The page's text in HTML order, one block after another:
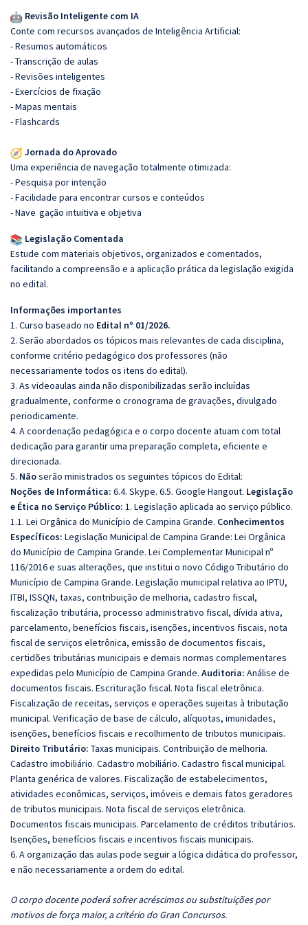
Revisão Inteligente com IA
Conte com recursos avançados de Inteligência Artificial:
- Resumos automáticos
- Transcrição de aulas
- Revisões inteligentes
- Exercícios de fixação
- Mapas mentais
- Flashcards
Jornada do Aprovado
Uma experiência de navegação totalmente otimizada:
- Pesquisa por intenção
- Facilidade para encontrar cursos e conteúdos
- Nave gação intuitiva e objetiva
Legislação Comentada
Estude com materiais objetivos, organizados e comentados,
facilitando a compreensão e a aplicação prática da legislação exigida
no edital.
Informações importantes
1. Curso baseado no Edital nº 01/2026.
2. Serão abordados os tópicos mais relevantes de cada disciplina,
conforme critério pedagógico dos professores (não
necessariamente todos os itens do edital).
3. As videoaulas ainda não disponibilizadas serão incluídas
gradualmente, conforme o cronograma de gravações, divulgado
periodicamente.
4. A coordenação pedagógica e o corpo docente atuam com total
dedicação para garantir uma preparação completa, eficiente e
direcionada.
5. Nãoserão ministrados os seguintes tópicos do Edital:
Noções de Informática: 6.4. Skype. 6.5. Google Hangout. Legislação
e Ética no Serviço Público: 1. Legislação aplicada ao serviço público.
1.1. Lei Orgânica do Município de Campina Grande. Conhecimentos
Específicos: Legislação Municipal de Campina Grande: Lei Orgânica
do Município de Campina Grande. Lei Complementar Municipal nº
116/2016 e suas alterações, que institui o novo Código Tributário do
Município de Campina Grande. Legislação municipal relativa ao IPTU,
ITBI, ISSQN, taxas, contribuição de melhoria, cadastro fiscal,
fiscalização tributária, processo administrativo fiscal, dívida ativa,
parcelamento, benefícios fiscais, isenções, incentivos fiscais, nota
fiscal de serviços eletrônica, emissão de documentos fiscais,
certidões tributárias municipais e demais normas complementares
expedidas pelo Município de Campina Grande. Auditoria: Análise de
documentos fiscais. Escrituração fiscal. Nota fiscal eletrônica.
Fiscalização de receitas, serviços e operações sujeitas à tributação
municipal. Verificação de base de cálculo, alíquotas, imunidades,
isenções, benefícios fiscais e recolhimento de tributos municipais.
Direito Tributário: Taxas municipais. Contribuição de melhoria.
Cadastro imobiliário. Cadastro mobiliário. Cadastro fiscal municipal.
Planta genérica de valores. Fiscalização de estabelecimentos,
atividades econômicas, serviços, imóveis e demais fatos geradores
de tributos municipais. Nota fiscal de serviços eletrônica.
Documentos fiscais municipais. Parcelamento de créditos tributários.
Isenções, benefícios fiscais e incentivos fiscais municipais.
6. A organização das aulas pode seguir a lógica didática do professor,
e não necessariamente a ordem do edital.
O corpo docente poderá sofrer acréscimos ou substituições por
motivos de força maior, a critério do Gran Concursos.